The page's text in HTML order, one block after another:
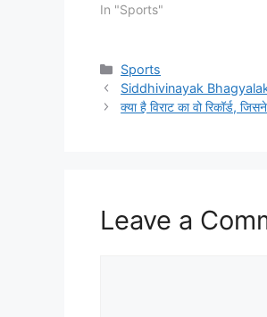
In "Sports"
Categories
Sports
Siddhivinayak
क्या है विराट का वो रिकॉर्ड,
Leave a